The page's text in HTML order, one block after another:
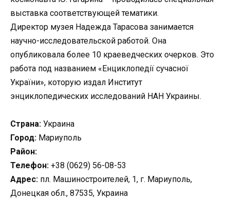
выставка соответствующей тематики.
Директор музея Надежда Тарасова занимается
научно-исследовательской работой. Она
опубликовала более 10 краеведческих очерков. Это
работа под названием «Енциклопедiї сучасної
України», которую издал Институт
энциклопедических исследований НАН Украины.
Страна: Украина
Город: Мариуполь
Район:
Телефон: +38 (0629) 56-08-53
Адрес: пл. Машиностроителей, 1, г. Мариуполь,
Донецкая обл., 87535, Украина